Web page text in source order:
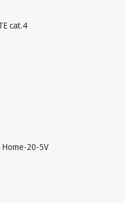
cat.4
20-5V